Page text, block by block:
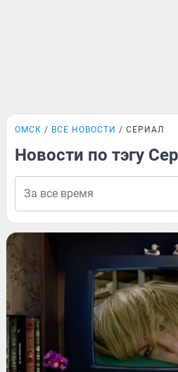
ОМСК ВСЕ НОВОСТИ СЕРИАЛ
Новости по тэгу